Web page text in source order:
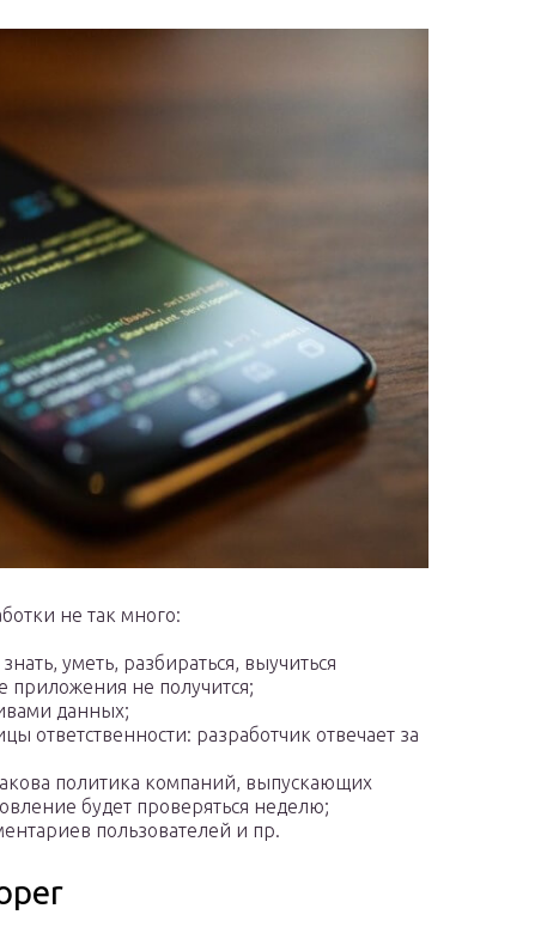
не так много:
уметь, разбираться, выучиться
приложения не получится;
данных;
ответственности: разработчик отвечает за
политика компаний, выпускающих
будет проверяться неделю;
пользователей и пр.